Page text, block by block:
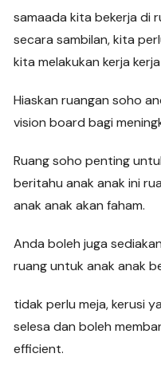
samaada kita bekerja di
secara sambilan, kita
kita melakukan kerja
Hiaskan ruangan soho
vision board bagi
Ruang soho penting
beritahu anak anak ini
anak anak akan faham.
Anda boleh juga
ruang untuk anak anak
tidak perlu meja, kerusi
selesa dan boleh
efficient.